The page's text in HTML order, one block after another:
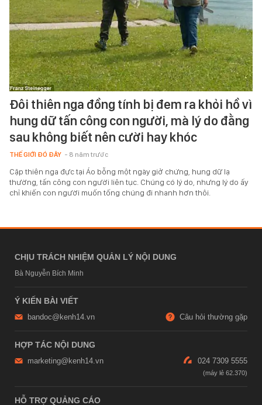
Đôi thiên nga đồng tính bị đem ra khỏi hồ vì
hung dữ tấn công con người, mà lý do đằng
sau không biết nên cười hay khóc
THẾ GIỚI ĐÓ ĐÂY - 8 năm trước
Cặp thiên nga đực tại Áo bỗng một ngày giở chứng, hung dữ lạ
thường, tấn công con người liên tục. Chúng có lý do, nhưng lý do ấy
chỉ khiến con người muốn tống chúng đi nhanh hơn thôi.
CHỊU TRÁCH NHIỆM QUẢN LÝ NỘI DUNG
Bà Nguyễn Bích Minh
Ý KIẾN BÀI VIẾT
bandoc@kenh14.vn Câu hỏi thường gặp
HỢP TÁC NỘI DUNG
marketing@kenh14.vn 024 7309 5555
HỖ TRỢ QUẢNG CÁO